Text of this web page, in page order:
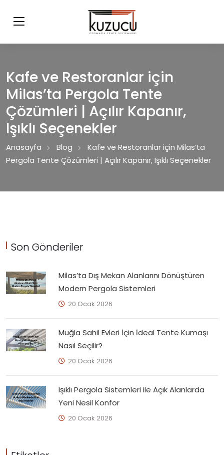
Kafe ve Restoranlar için
Milas’ta Pergola Tente
Çözümleri | Açılır Kapanır,
Işıklı Seçenekler
Anasayfa Blog
Kafe ve Restoranlar için Milas’ta
Pergola Tente Çözümleri | Açılır Kapanır, Işıklı Seçenekler
Son Gönderiler
Milas’ta Dış Mekan Alanlarını Dönüştüren
Modern Pergola Sistemleri
20 Ocak 2026
Muğla Sahil Evleri İçin İdeal Tente Kumaşı
Nasıl Seçilir?
20 Ocak 2026
Işıklı Pergola Sistemleri ile Açık Alanlarda
Yeni Nesil Konfor
20 Ocak 2026